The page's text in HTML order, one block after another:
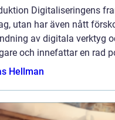
Digitaliseringens
utan har även nått
av digitala verktyg
och innefattar en rad
Hellman